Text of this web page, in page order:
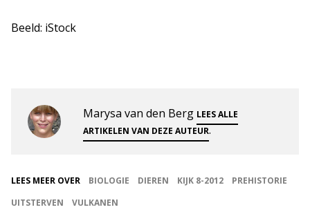
Beeld: iStock
Marysa van den Berg LEES ALLE
ARTIKELEN VAN DEZE AUTEUR.
LEES MEER OVER BIOLOGIE DIEREN KIJK 8-2012
PREHISTORIE
UITSTERVEN
VULKANEN